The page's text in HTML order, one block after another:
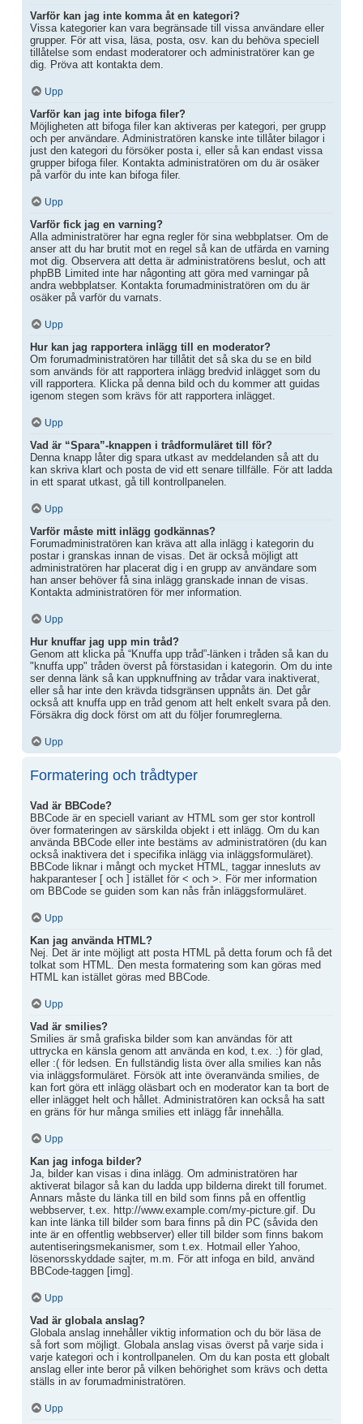
Varför kan jag inte komma åt en kategori?
Vissa kategorier kan vara begränsade till vissa användare eller
grupper. För att visa, läsa, posta, osv. kan du behöva speciell
tillåtelse som endast moderatorer och administratörer kan ge
dig. Pröva att kontakta dem.
Upp
Varför kan jag inte bifoga filer?
Möjligheten att bifoga filer kan aktiveras per kategori, per grupp
och per användare. Administratören kanske inte tillåter bilagor i
just den kategori du försöker posta i, eller så kan endast vissa
grupper bifoga filer. Kontakta administratören om du är osäker
på varför du inte kan bifoga filer.
Upp
Varför fick jag en varning?
Alla administratörer har egna regler för sina webbplatser. Om de
anser att du har brutit mot en regel så kan de utfärda en varning
mot dig. Observera att detta är administratörens beslut, och att
phpBB Limited inte har någonting att göra med varningar på
andra webbplatser. Kontakta forumadministratören om du är
osäker på varför du varnats.
Upp
Hur kan jag rapportera inlägg till en moderator?
Om forumadministratören har tillåtit det så ska du se en bild
som används för att rapportera inlägg bredvid inlägget som du
vill rapportera. Klicka på denna bild och du kommer att guidas
igenom stegen som krävs för att rapportera inlägget.
Upp
Vad är “Spara”-knappen i trådformuläret till för?
Denna knapp låter dig spara utkast av meddelanden så att du
kan skriva klart och posta de vid ett senare tillfälle. För att ladda
in ett sparat utkast, gå till kontrollpanelen.
Upp
Varför måste mitt inlägg godkännas?
Forumadministratören kan kräva att alla inlägg i kategorin du
postar i granskas innan de visas. Det är också möjligt att
administratören har placerat dig i en grupp av användare som
han anser behöver få sina inlägg granskade innan de visas.
Kontakta administratören för mer information.
Upp
Hur knuffar jag upp min tråd?
Genom att klicka på “Knuffa upp tråd”-länken i tråden så kan du
"knuffa upp" tråden överst på förstasidan i kategorin. Om du inte
ser denna länk så kan uppknuffning av trådar vara inaktiverat,
eller så har inte den krävda tidsgränsen uppnåts än. Det går
också att knuffa upp en tråd genom att helt enkelt svara på den.
Försäkra dig dock först om att du följer forumreglerna.
Upp
Formatering och trådtyper
Vad är BBCode?
BBCode är en speciell variant av HTML som ger stor kontroll
över formateringen av särskilda objekt i ett inlägg. Om du kan
använda BBCode eller inte bestäms av administratören (du kan
också inaktivera det i specifika inlägg via inläggsformuläret).
BBCode liknar i mångt och mycket HTML, taggar innesluts av
hakparanteser [ och ] istället för < och >. För mer information
om BBCode se guiden som kan nås från inläggsformuläret.
Upp
Kan jag använda HTML?
Nej. Det är inte möjligt att posta HTML på detta forum och få det
tolkat som HTML. Den mesta formatering som kan göras med
HTML kan istället göras med BBCode.
Upp
Vad är smilies?
Smilies är små grafiska bilder som kan användas för att
uttrycka en känsla genom att använda en kod, t.ex. :) för glad,
eller :( för ledsen. En fullständig lista över alla smilies kan nås
via inläggsformuläret. Försök att inte överanvända smilies, de
kan fort göra ett inlägg oläsbart och en moderator kan ta bort de
eller inlägget helt och hållet. Administratören kan också ha satt
en gräns för hur många smilies ett inlägg får innehålla.
Upp
Kan jag infoga bilder?
Ja, bilder kan visas i dina inlägg. Om administratören har
aktiverat bilagor så kan du ladda upp bilderna direkt till forumet.
Annars måste du länka till en bild som finns på en offentlig
webbserver, t.ex. http://www.example.com/my-picture.gif. Du
kan inte länka till bilder som bara finns på din PC (såvida den
inte är en offentlig webbserver) eller till bilder som finns bakom
autentiseringsmekanismer, som t.ex. Hotmail eller Yahoo,
lösenorsskyddade sajter, m.m. För att infoga en bild, använd
BBCode-taggen [img].
Upp
Vad är globala anslag?
Globala anslag innehåller viktig information och du bör läsa de
så fort som möjligt. Globala anslag visas överst på varje sida i
varje kategori och i kontrollpanelen. Om du kan posta ett globalt
anslag eller inte beror på vilken behörighet som krävs och detta
ställs in av forumadministratören.
Upp